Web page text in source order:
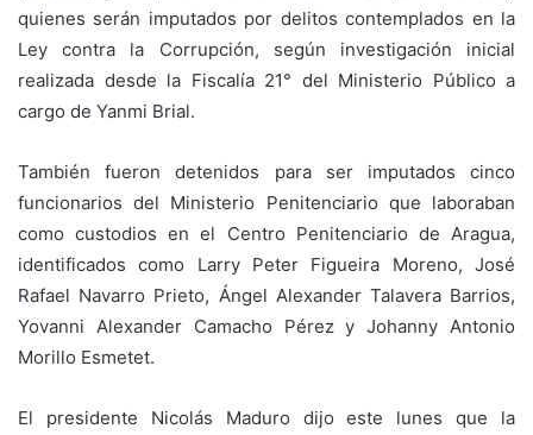
quienes serán imputados por delitos contemplados en la
Ley contra la Corrupción, según investigación inicial
realizada desde la Fiscalía 21° del Ministerio Público a
cargo de Yanmi Brial.
También fueron detenidos para ser imputados cinco
funcionarios del Ministerio Penitenciario que laboraban
como custodios en el Centro Penitenciario de Aragua,
identificados como Larry Peter Figueira Moreno, José
Rafael Navarro Prieto, Ángel Alexander Talavera Barrios,
Yovanni Alexander Camacho Pérez y Johanny Antonio
Morillo Esmetet.
El presidente Nicolás Maduro dijo este lunes que la